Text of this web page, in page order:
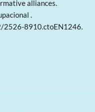
alliances.
.
2526-8910.ctoEN1246.